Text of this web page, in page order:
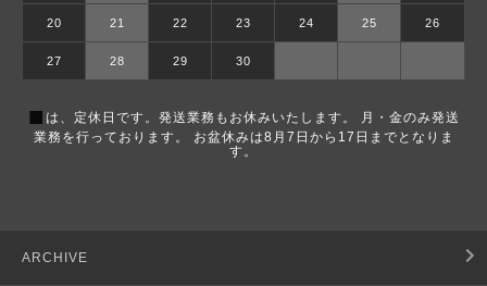
20 21 22 23 24 25 26
27 28 29 30
■ は、定休日です。発送業務もお休みいたします。 月・金のみ発送
業務を行っております。 お盆休みは8月7日から17日までとなりま
す。
ARCHIVE